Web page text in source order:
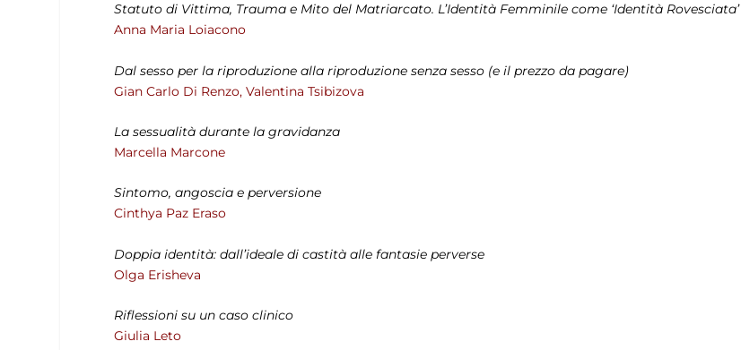
Statuto di Vittima, Trauma e Mito del Matriarcato. L’Identità Femminile come ‘Identità Rovesciata’
Anna Maria Loiacono
Dal sesso per la riproduzione alla riproduzione senza sesso (e il prezzo da pagare)
Gian Carlo Di Renzo, Valentina Tsibizova
La sessualità durante la gravidanza
Marcella Marcone
Sintomo, angoscia e perversione
Cinthya Paz Eraso
Doppia identità: dall’ideale di castità alle fantasie perverse
Olga Erisheva
Riflessioni su un caso clinico
Giulia Leto